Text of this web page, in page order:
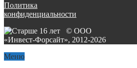
Политика
конфиденциальности
© ООО
«Инвест-Форсайт», 2012-2026
Меню